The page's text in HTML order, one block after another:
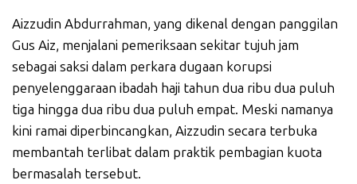
Aizzudin Abdurrahman, yang dikenal dengan panggilan
Gus Aiz, menjalani pemeriksaan sekitar tujuh jam
sebagai saksi dalam perkara dugaan korupsi
penyelenggaraan ibadah haji tahun dua ribu dua puluh
tiga hingga dua ribu dua puluh empat. Meski namanya
kini ramai diperbincangkan, Aizzudin secara terbuka
membantah terlibat dalam praktik pembagian kuota
bermasalah tersebut.